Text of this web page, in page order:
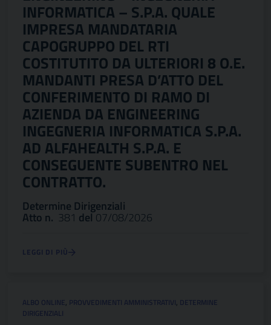
INFORMATICA – S.P.A. QUALE
IMPRESA MANDATARIA
CAPOGRUPPO DEL RTI
COSTITUTITO DA ULTERIORI 8 O.E.
MANDANTI PRESA D’ATTO DEL
CONFERIMENTO DI RAMO DI
AZIENDA DA ENGINEERING
INGEGNERIA INFORMATICA S.P.A.
AD ALFAHEALTH S.P.A. E
CONSEGUENTE SUBENTRO NEL
CONTRATTO.
Determine Dirigenziali
Atto n. 381 del07/08/2026
LEGGI DI PIÙ
ALBO ONLINE, PROVVEDIMENTI AMMINISTRATIVI, DETERMINE
DIRIGENZIALI